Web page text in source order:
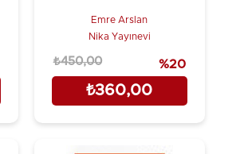
Emre Arslan
Nika Yayınevi
₺360,00
₺450,00 %20